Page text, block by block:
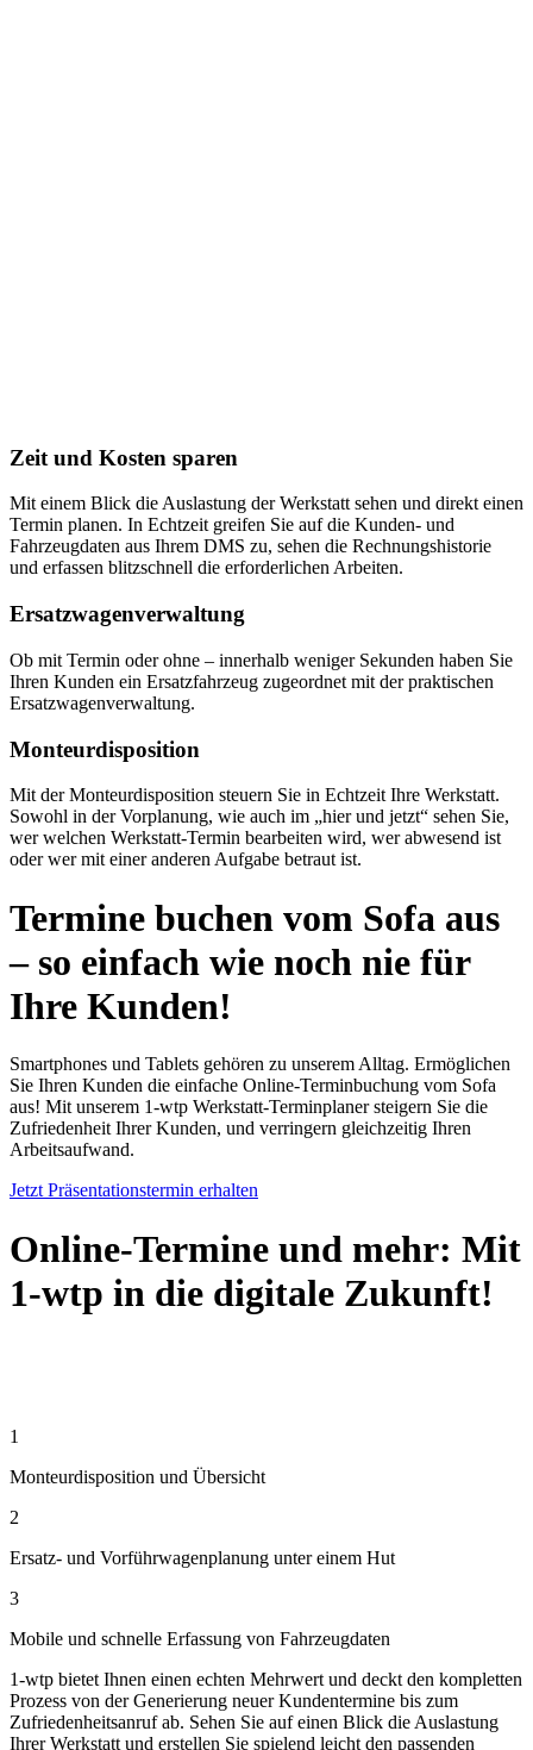
Zeit und Kosten sparen
Mit einem Blick die Auslastung der Werkstatt sehen und direkt einen
Termin planen. In Echtzeit greifen Sie auf die Kunden- und
Fahrzeugdaten aus Ihrem DMS zu, sehen die Rechnungshistorie
und erfassen blitzschnell die erforderlichen Arbeiten.
Ersatzwagenverwaltung
Ob mit Termin oder ohne – innerhalb weniger Sekunden haben Sie
Ihren Kunden ein Ersatzfahrzeug zugeordnet mit der praktischen
Ersatzwagenverwaltung.
Monteurdisposition
Mit der Monteurdisposition steuern Sie in Echtzeit Ihre Werkstatt.
Sowohl in der Vorplanung, wie auch im „hier und jetzt“ sehen Sie,
wer welchen Werkstatt-Termin bearbeiten wird, wer abwesend ist
oder wer mit einer anderen Aufgabe betraut ist.
Termine buchen vom Sofa aus
– so einfach wie noch nie für
Ihre Kunden!
Smartphones und Tablets gehören zu unserem Alltag. Ermöglichen
Sie Ihren Kunden die einfache Online-Terminbuchung vom Sofa
aus! Mit unserem 1-wtp Werkstatt-Terminplaner steigern Sie die
Zufriedenheit Ihrer Kunden, und verringern gleichzeitig Ihren
Arbeitsaufwand.
Jetzt Präsentationstermin erhalten
Online-Termine und mehr: Mit
1-wtp in die digitale Zukunft!
1
Monteurdisposition und Übersicht
2
Ersatz- und Vorführwagenplanung unter einem Hut
3
Mobile und schnelle Erfassung von Fahrzeugdaten
1-wtp bietet Ihnen einen echten Mehrwert und deckt den kompletten
Prozess von der Generierung neuer Kundentermine bis zum
Zufriedenheitsanruf ab. Sehen Sie auf einen Blick die Auslastung
Ihrer Werkstatt und erstellen Sie spielend leicht den passenden